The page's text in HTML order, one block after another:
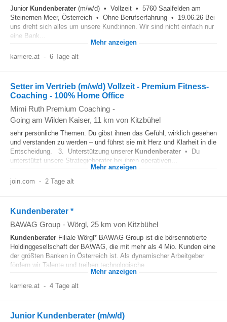
Junior Kundenberater (m/w/d) • Vollzeit • 5760 Saalfelden am
Steinernen Meer, Österreich • Ohne Berufserfahrung • 19.06.26 Bei
uns dreht sich alles um unsere Kund:innen. Wir sind nicht einfach nur
eine Bank...
Mehr anzeigen
karriere.at - 6 Tage alt
Setter im Vertrieb (m/w/d) Vollzeit - Premium Fitness-
Coaching - 100% Home Office
Mimi Ruth Premium Coaching -
Going am Wilden Kaiser, 11 km von Kitzbühel
sehr persönliche Themen. Du gibst ihnen das Gefühl, wirklich gesehen
und verstanden zu werden – und führst sie mit Herz und Klarheit in die
Entscheidung. 3. Unterstützung unserer Kundenberater • Du
unterstützt unsere Strategieberater bei ihren operativen...
Mehr anzeigen
join.com - 2 Tage alt
Kundenberater *
BAWAG Group - Wörgl, 25 km von Kitzbühel
Kundenberater Filiale Wörgl* BAWAG Group ist die börsennotierte
Holdinggesellschaft der BAWAG, die mit mehr als 4 Mio. Kunden eine
der größten Banken in Österreich ist. Als dynamischer Arbeitgeber
fördern wir Talente und treiben technologische...
Mehr anzeigen
karriere.at - 4 Tage alt
Junior Kundenberater (m/w/d)